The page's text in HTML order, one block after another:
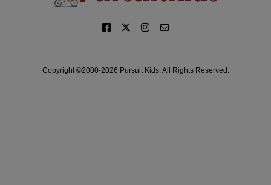
Copyright ©2000-2026 Pursuit Kids. All Rights Reserved.